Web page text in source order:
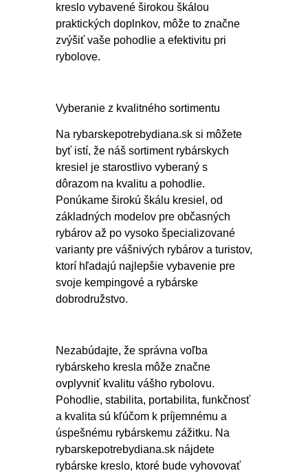
kreslo vybavené širokou škálou
praktických doplnkov, môže to značne
zvýšiť vaše pohodlie a efektivitu pri
rybolove.
Vyberanie z kvalitného sortimentu
Na rybarskepotrebydiana.sk si môžete
byť istí, že náš sortiment rybárskych
kresiel je starostlivo vyberaný s
dôrazom na kvalitu a pohodlie.
Ponúkame širokú škálu kresiel, od
základných modelov pre občasných
rybárov až po vysoko špecializované
varianty pre vášnivých rybárov a turistov,
ktorí hľadajú najlepšie vybavenie pre
svoje kempingové a rybárske
dobrodružstvo.
Nezabúdajte, že správna voľba
rybárskeho kresla môže značne
ovplyvniť kvalitu vášho rybolovu.
Pohodlie, stabilita, portabilita, funkčnosť
a kvalita sú kľúčom k príjemnému a
úspešnému rybárskemu zážitku. Na
rybarskepotrebydiana.sk nájdete
rybárske kreslo, ktoré bude vyhovovať